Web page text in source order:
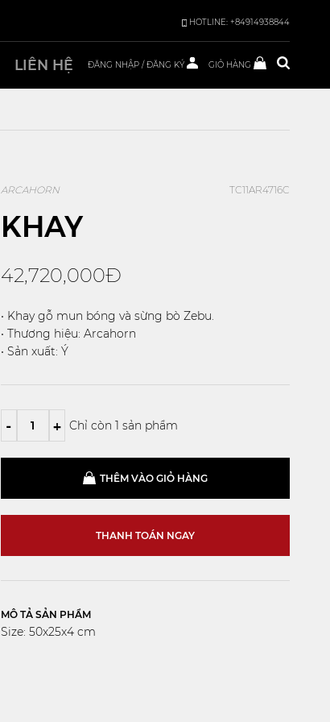
HOTLINE: +84914938844
LIÊN HỆ ĐĂNG NHẬP /ĐĂNG KÝ GIỎ HÀNG
ARCAHORN TC11AR4716C
KHAY
42,720,000Đ
• Khay gỗ mun bóng và sừng bò Zebu.
• Thương hiệu: Arcahorn
• Sản xuất: Ý
- + Chỉ còn 1 sản phẩm
THÊM VÀO GIỎ HÀNG
THANH TOÁN NGAY
MÔ TẢ SẢN PHẨM
Size: 50x25x4 cm